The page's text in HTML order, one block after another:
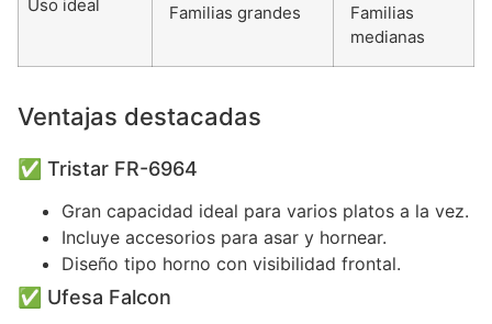
Uso ideal Familias grandes
Familias
medianas
Ventajas destacadas
✅ Tristar FR-6964
Gran capacidad ideal para varios platos a la vez.
Incluye accesorios para asar y hornear.
Diseño tipo horno con visibilidad frontal.
✅ Ufesa Falcon